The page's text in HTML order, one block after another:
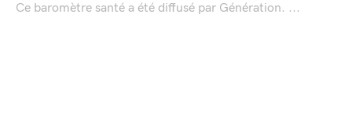
Ce baromètre santé a été diffusé par Génération. ...